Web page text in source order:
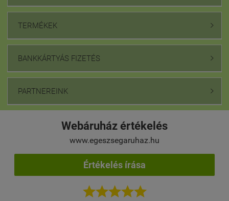
TERMÉKEK 
BANKKÁRTYÁS FIZETÉS 
PARTNEREINK 
Webáruház értékelés
www.egeszsegaruhaz.hu
Értékelés írása
